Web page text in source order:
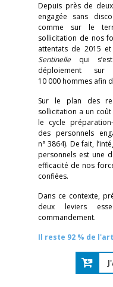
Depuis près de
engagée sans
comme sur le
sollicitation de nos
attentats de 2015
Sentinellequi
déploiement
10 000 hommes afin
Sur le plan des
sollicitation a un
le cycle
des personnels
n° 3864). De fait,
personnels est une
efficacité de nos
confiées.
Dans ce contexte,
deux leviers
commandement.
Il reste 92 % de